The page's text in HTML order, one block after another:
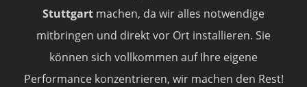
Stuttgart machen, da wir alles notwendige
mitbringen und direkt vor Ort installieren. Sie
können sich vollkommen auf Ihre eigene
Performance konzentrieren, wir machen den Rest!